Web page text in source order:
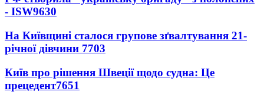
- ISW9630
На Київщині сталося групове зґвалтування 21-
річної дівчини 7703
Київ про рішення Швеції щодо судна: Це
прецедент7651